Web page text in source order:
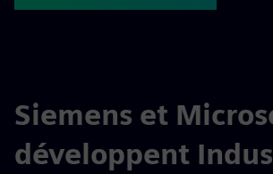
Siemens et
développent